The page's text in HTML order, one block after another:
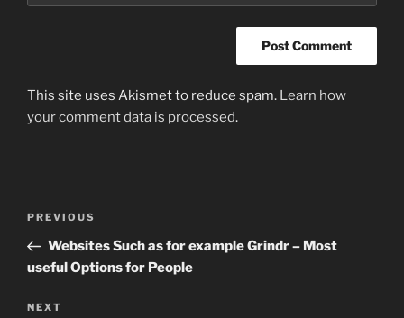
This site uses Akismet to reduce spam. Learn how
your comment data is processed.
Previous
Post
PREVIOUS
Websites Such as for example Grindr – Most
useful Options for People
Next
NEXT